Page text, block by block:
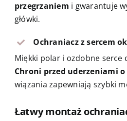
przegrzaniem i gwarantuje
główki.
Ochraniacz z sercem
Miękki polar i ozdobne serce
Chroni przed uderzeniami o
wiązania zapewniają szybki
Łatwy montaż